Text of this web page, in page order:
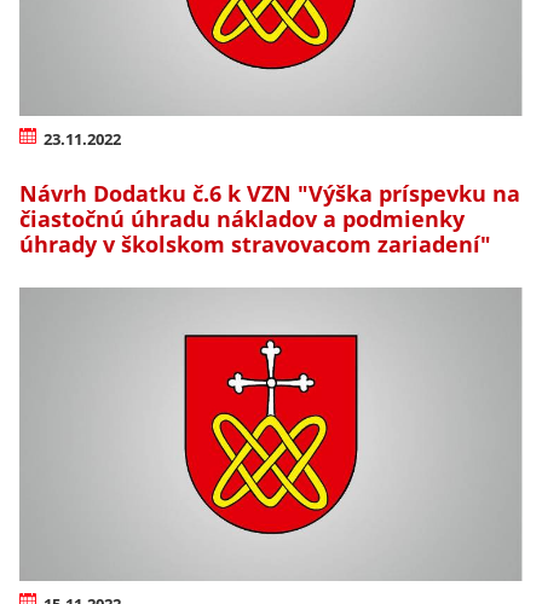
23.11.2022
Návrh Dodatku č.6 k VZN "Výška príspevku na
čiastočnú úhradu nákladov a podmienky
úhrady v školskom stravovacom zariadení"